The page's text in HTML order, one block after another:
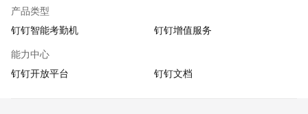
产品类型
钉钉智能考勤机
钉钉增值服务
能力中心
钉钉开放平台
钉钉文档